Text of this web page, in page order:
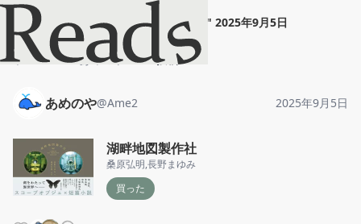
あめのや 湖畔地図製作社 " 2025年9月5日
ホーム あめのや 投稿
あめのや@Ame2 2025年9月5日
湖畔地図製作社
桑原弘明,長野まゆみ
買った